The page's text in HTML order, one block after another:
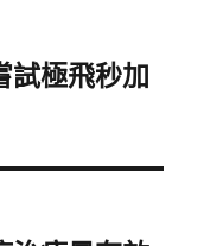
試極飛秒加